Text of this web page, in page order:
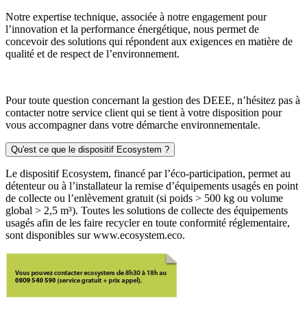
Notre expertise technique, associée à notre engagement pour
l’innovation et la performance énergétique, nous permet de
concevoir des solutions qui répondent aux exigences en matière de
qualité et de respect de l’environnement.
Pour toute question concernant la gestion des DEEE, n’hésitez pas à
contacter notre service client qui se tient à votre disposition pour
vous accompagner dans votre démarche environnementale.
Qu'est ce que le dispositif Ecosystem ?
Le dispositif Ecosystem, financé par l’éco-participation, permet au
détenteur ou à l’installateur la remise d’équipements usagés en point
de collecte ou l’enlèvement gratuit (si poids > 500 kg ou volume
global > 2,5 m³). Toutes les solutions de collecte des équipements
usagés afin de les faire recycler en toute conformité réglementaire,
sont disponibles sur www.ecosystem.eco.